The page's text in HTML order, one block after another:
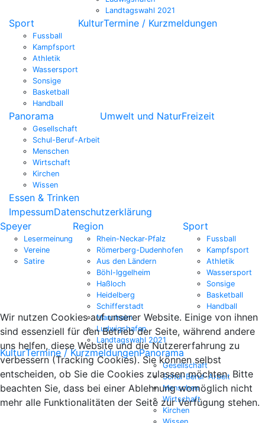
Landtagswahl 2021
Sport
Fussball
Kampfsport
Athletik
Wassersport
Sonsige
Basketball
Handball
KulturTermine / Kurzmeldungen
Panorama
Gesellschaft
Schul-Beruf-Arbeit
Menschen
Wirtschaft
Kirchen
Wissen
Umwelt und NaturFreizeit
Essen & Trinken
ImpessumDatenschutzerklärung
Speyer
Lesermeinung
Vereine
Satire
Region
Rhein-Neckar-Pfalz
Römerberg-Dudenhofen
Aus den Ländern
Böhl-Iggelheim
Haßloch
Heidelberg
Schifferstadt
Mannheim
Ludwigshafen
Landtagswahl 2021
Sport
Fussball
Kampfsport
Athletik
Wassersport
Sonsige
Basketball
Handball
KulturTermine / KurzmeldungenPanorama
Gesellschaft
Schul-Beruf-Arbeit
Menschen
Wirtschaft
Kirchen
Wir nutzen Cookies auf unserer Website. Einige von ihnen
sind essenziell für den Betrieb der Seite, während andere
uns helfen, diese Website und die Nutzererfahrung zu
verbessern (Tracking Cookies). Sie können selbst
entscheiden, ob Sie die Cookies zulassen möchten. Bitte
beachten Sie, dass bei einer Ablehnung womöglich nicht
mehr alle Funktionalitäten der Seite zur Verfügung stehen.